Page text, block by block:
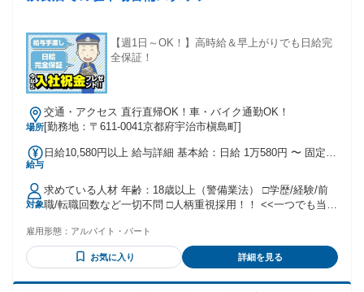
【週1日～OK！】高時給＆早上がりでも日給完
全保証！
場所
交通・アクセス 直行直帰OK！車・バイク通勤OK！
[勤務地：〒611-0041京都府宇治市槇島町]
給与
日給10,580円以上 給与詳細 基本給：日給 1万580円 〜 固定残
勤・家族手当金額：なし 全員に一律で支払われるその他手当
金額：なし 【無資格者の場合】 日給：10,580~ 円〜スタート
【交通誘導2級所持者の場合】 日給：11,580円～ ∟持ってい
るだけで日給UP！ ☆各種手当について ∟残業手当／運転手
手渡し/週払いOK（規定あり） ☆ご入社お祝い金プレゼン
ト！ ∟30,000円（※30日勤務支給） ∟交通誘導2級所持者：
50,000円（※30日勤務支給） <<モデル収入イメージ>> ◆Aさ
対象
求めている人材 年齢：18歳以上（警備業法） □学歴/経験/前
職/転職回数など一切不問 □人柄重視採用！！ <<一つでも当て
・ブランクのある方 ・中高年やミドル層シニア層の方 ・ハロ
ーワークでお仕事お探しの方 ・警備関連の資格をお持ちの方
・久しぶりの社会復帰の方 ・Wワーク・副業希望の方 ・新し
雇用形態： アルバイト・パート
お気に入り 詳細を見る